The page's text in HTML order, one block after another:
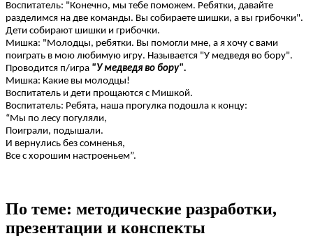
Воспитатель: "Конечно, мы тебе поможем. Ребятки, давайте
разделимся на две команды. Вы собираете шишки, а вы грибочки".
Дети собирают шишки и грибочки.
Мишка: "Молодцы, ребятки. Вы помогли мне, а я хочу с вами
поиграть в мою любимую игру. Называется "У медведя во бору".
Проводится п/игра "У медведя во бору".
Мишка: Какие вы молодцы!
Воспитатель и дети прощаются с Мишкой.
Воспитатель: Ребята, наша прогулка подошла к концу:
“Мы по лесу погуляли,
Поиграли, подышали.
И вернулись без сомненья,
Все с хорошим настроеньем”.
По теме: методические разработки,
презентации и конспекты